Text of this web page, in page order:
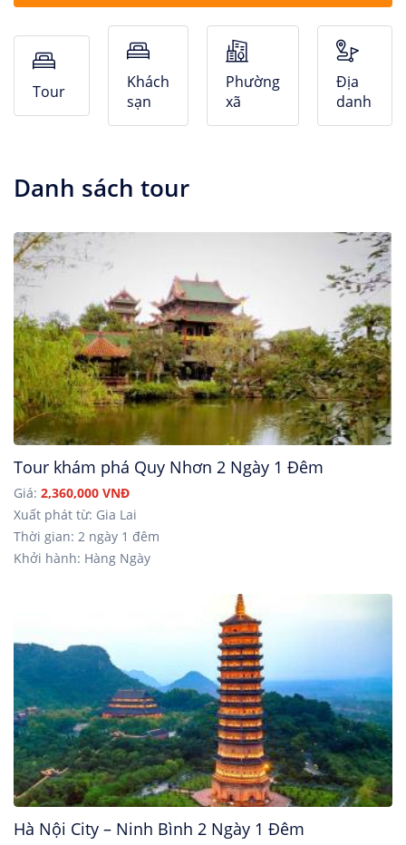
Căn hộ dịch vụ
Tour
Khách
sạn
Phường
xã
Địa
danh
Danh sách tour
Tour khám phá Quy Nhơn 2 Ngày 1 Đêm
Giá: 2,360,000 VNĐ
Xuất phát từ: Gia Lai
Thời gian: 2 ngày 1 đêm
Khởi hành: Hàng Ngày
Hà Nội City – Ninh Bình 2 Ngày 1 Đêm